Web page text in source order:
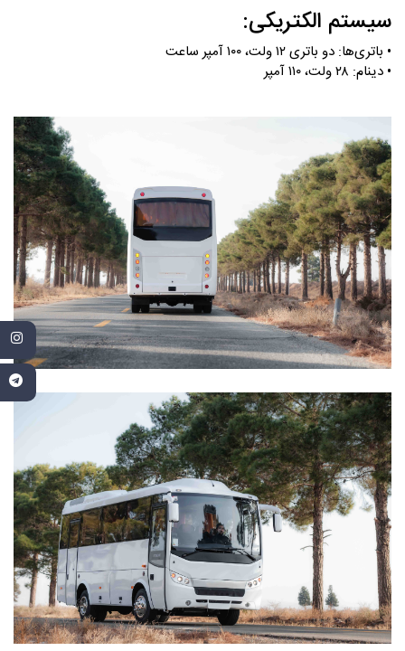
سیستم الکتریکی:
• باتری‌ها: دو باتری ۱۲ ولت، ۱۰۰ آمپر ساعت
• دینام: ۲۸ ولت، ۱۱۰ آمپر